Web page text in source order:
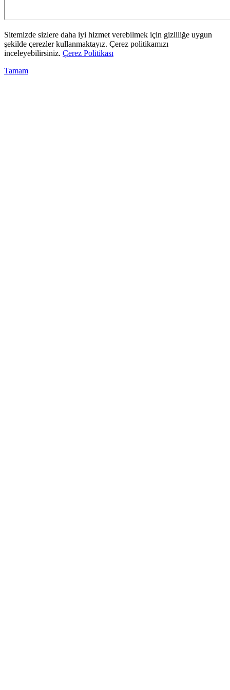
Sitemizde sizlere daha iyi hizmet verebilmek için gizliliğe uygun
şekilde çerezler kullanmaktayız. Çerez politikamızı
inceleyebilirsiniz. Çerez Politikası
Tamam